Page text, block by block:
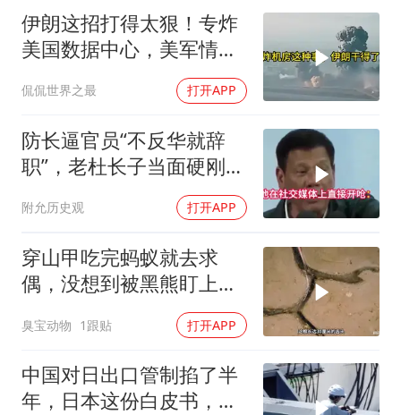
伊朗这招打得太狠！专炸
美国数据中心，美军情报
系统直接瘫痪，比封海峡
还致命
侃侃世界之最 打开APP
防长逼官员“不反华就辞
职”，老杜长子当面硬刚：
附允历史观 打开APP
穿山甲吃完蚂蚁就去求
偶，没想到被黑熊盯上
臭宝动物 1跟贴 打开APP
中国对日出口管制掐了半
年，日本这份白皮书，等